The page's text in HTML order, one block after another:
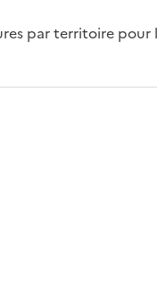
par territoire